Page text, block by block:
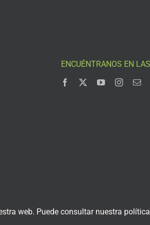
ENCUÉNTRANOS EN
web. Puede consultar nuestra